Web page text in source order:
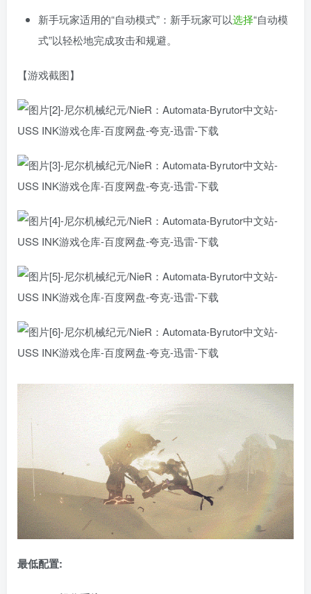
新手玩家适用的“自动模式”：新手玩家可以选择“自动模
式”以轻松地完成攻击和规避。
【游戏截图】
最低配置: